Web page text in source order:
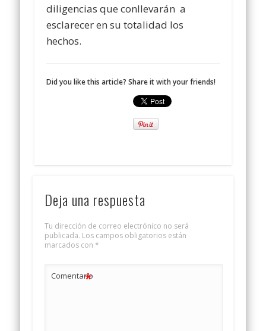
diligencias que conllevarán a
esclarecer en su totalidad los
hechos.
Did you like this article? Share it with your friends!
Deja una respuesta
Tu dirección de correo electrónico no será
publicada. Los campos obligatorios están
marcados con *
Comentario
*